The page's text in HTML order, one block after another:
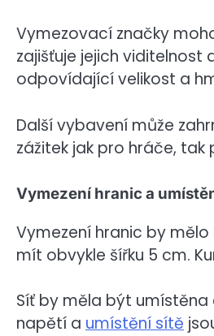
Vymezovací značky
zajišťuje jejich
odpovídající velikost a
Další vybavení může
zážitek jak pro hráče, tak
Vymezení hranic a
Vymezení hranic by
mít obvykle šířku 5 cm.
Síť by měla být
napětí a umístění sítě